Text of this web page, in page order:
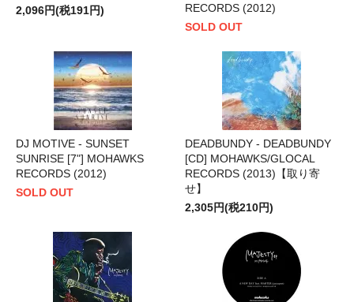
2,096円(税191円)
RECORDS (2012)
SOLD OUT
DJ MOTIVE - SUNSET
SUNRISE [7"] MOHAWKS
RECORDS (2012)
SOLD OUT
DEADBUNDY - DEADBUNDY
[CD] MOHAWKS/GLOCAL
RECORDS (2013)【取り寄
せ】
2,305円(税210円)